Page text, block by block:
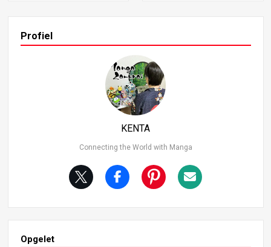
rote afwijking. Zonder Goku’s hulp had Bulma’s avontuur
daar kunnen eindigen. Het lot van Turtle Zonder Goku zo
u Turtle het ook moeilijk hebben. In het oorspronkelijke v
erhaal wordt Turtle gered door Goku nadat hij is gestran
d. Maar zonder Goku zou hij verdwaald blijven en nooit m
eer terugkeren naar de zee. De tijd zou gewoon voorbijg
aan en Turtle zou gestrand blijven. Misschien dat ieman
Profiel
KENTA
Connecting the World with Manga
Opgelet